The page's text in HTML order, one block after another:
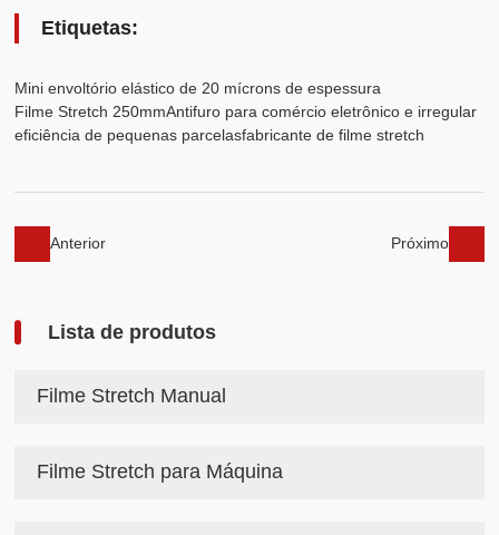
Etiquetas:
Mini envoltório elástico de 20 mícrons de espessura
Filme Stretch 250mmAntifuro para comércio eletrônico e irregular
eficiência de pequenas parcelasfabricante de filme stretch
Anterior Próximo
Lista de produtos
Filme Stretch Manual
Filme Stretch para Máquina